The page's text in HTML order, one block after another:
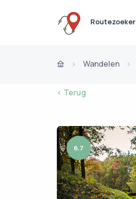
Routezoeker
Wandelen
< Terug
6.7